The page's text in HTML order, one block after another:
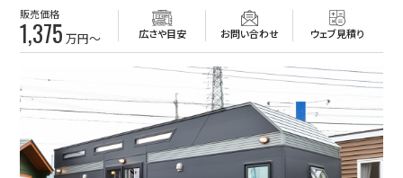
販売価格
1,375 万円～ 広さや目安 お問い合わせ ウェブ見積り